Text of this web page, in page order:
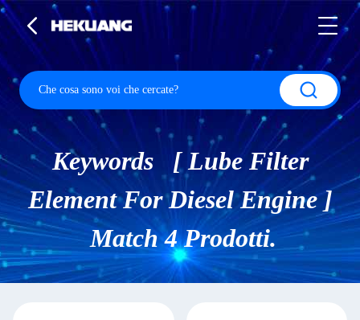
Keywords [ Lube Filter
Element For Diesel Engine ]
Match 4 Prodotti.